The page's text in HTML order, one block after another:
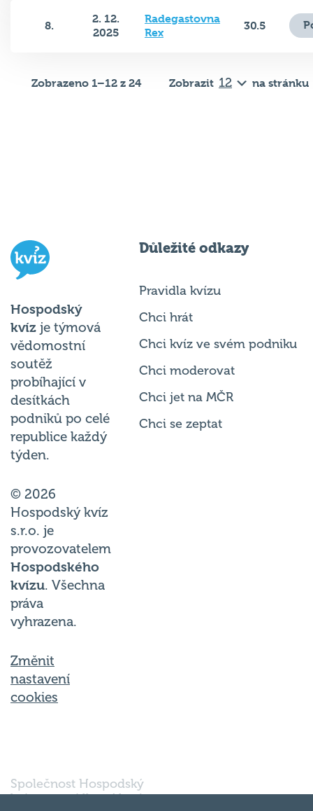
8.
2. 12.
2025
Radegastovna
Rex
30.5
Zobrazeno 1–12 z 24 Zobrazit na stránku
Hospodský
kvíz je týmová
vědomostní
soutěž
probíhající v
desítkách
podniků po celé
republice každý
týden.
© 2026
Hospodský kvíz
s.r.o. je
provozovatelem
Hospodského
kvízu. Všechna
práva
vyhrazena.
Změnit
nastavení
cookies
Důležité odkazy
Pravidla kvízu
Chci hrát
Chci kvíz ve svém podniku
Chci moderovat
Chci jet na MČR
Chci se zeptat
Společnost Hospodský
kvíz s.r.o., sídlem Nové